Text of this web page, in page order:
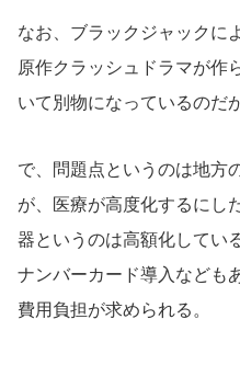
なお、ブラックジャックに
原作クラッシュドラマが作
いて別物になっているのだ
で、問題点というのは地方
が、医療が高度化するにし
器というのは高額化してい
ナンバーカード導入なども
費用負担が求められる。